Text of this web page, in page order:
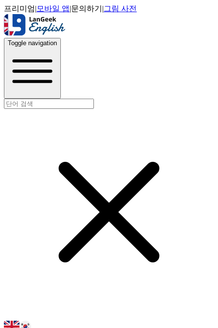
프리미엄| 모바일 앱|문의하기 |그림 사전
Toggle navigation